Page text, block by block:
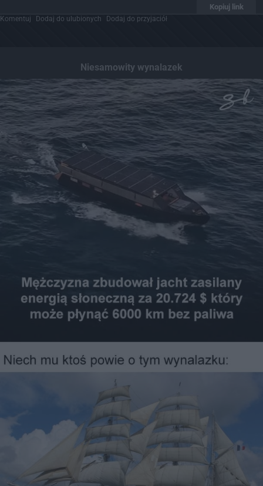
Kopiuj link
Komentuj Dodaj do ulubionych Dodaj do przyjaciół
Niesamowity wynalazek